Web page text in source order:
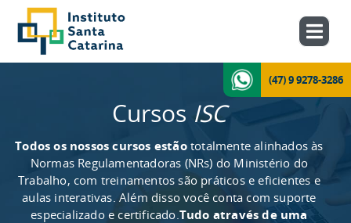
(47) 9 9278-3286
Cursos ISC
Todos os nossos cursos estãototalmente alinhados às
Normas Regulamentadoras (NRs) do Ministério do
Trabalho, com treinamentos são práticos e eficientes e
aulas interativas. Além disso você conta com suporte
especializado e certificado.Tudo através de uma